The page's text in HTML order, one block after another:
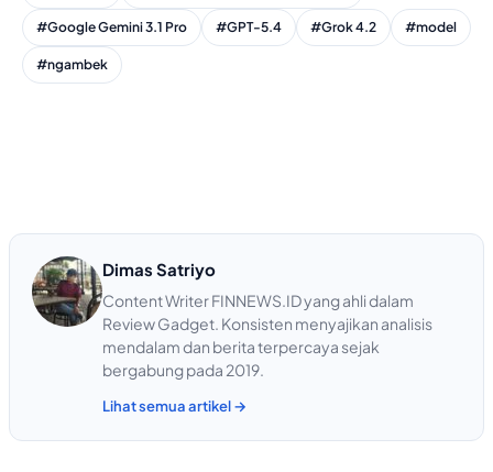
#Google Gemini 3.1 Pro #GPT-5.4 #Grok 4.2 #model
#ngambek
Dimas Satriyo
Content Writer FINNEWS.ID yang ahli dalam
Review Gadget. Konsisten menyajikan analisis
mendalam dan berita terpercaya sejak
bergabung pada 2019.
Lihat semua artikel →